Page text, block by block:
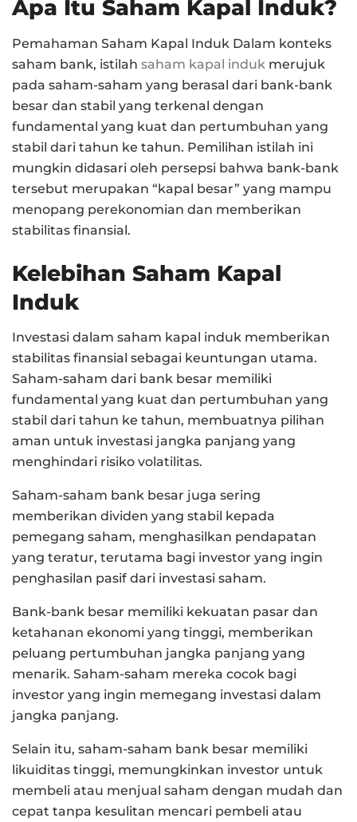
Apa Itu Saham Kapal Induk?
Pemahaman Saham Kapal Induk Dalam konteks
saham bank, istilah saham kapal induk merujuk
pada saham-saham yang berasal dari bank-bank
besar dan stabil yang terkenal dengan
fundamental yang kuat dan pertumbuhan yang
stabil dari tahun ke tahun. Pemilihan istilah ini
mungkin didasari oleh persepsi bahwa bank-bank
tersebut merupakan “kapal besar” yang mampu
menopang perekonomian dan memberikan
stabilitas finansial.
Kelebihan Saham Kapal
Induk
Investasi dalam saham kapal induk memberikan
stabilitas finansial sebagai keuntungan utama.
Saham-saham dari bank besar memiliki
fundamental yang kuat dan pertumbuhan yang
stabil dari tahun ke tahun, membuatnya pilihan
aman untuk investasi jangka panjang yang
menghindari risiko volatilitas.
Saham-saham bank besar juga sering
memberikan dividen yang stabil kepada
pemegang saham, menghasilkan pendapatan
yang teratur, terutama bagi investor yang ingin
penghasilan pasif dari investasi saham.
Bank-bank besar memiliki kekuatan pasar dan
ketahanan ekonomi yang tinggi, memberikan
peluang pertumbuhan jangka panjang yang
menarik. Saham-saham mereka cocok bagi
investor yang ingin memegang investasi dalam
jangka panjang.
Selain itu, saham-saham bank besar memiliki
likuiditas tinggi, memungkinkan investor untuk
membeli atau menjual saham dengan mudah dan
cepat tanpa kesulitan mencari pembeli atau